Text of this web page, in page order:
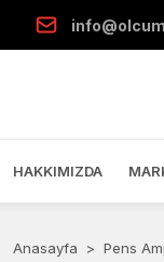
HAKKIMIZDA
Anasayfa Pens